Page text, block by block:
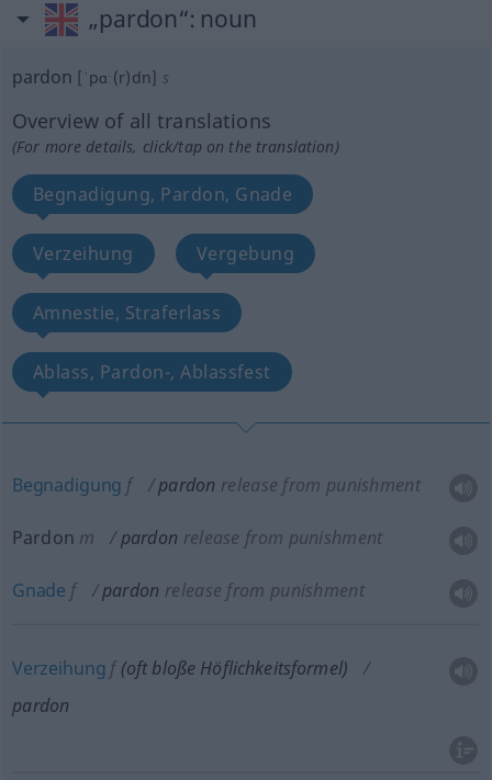
„pardon“: noun
pardon [ˈpɑː(r)dn] s
Overview of all translations
(For more details, click/tap on the translation)
Begnadigung, Pardon, Gnade
Verzeihung Vergebung
Amnestie, Straferlass
Ablass, Pardon-, Ablassfest
Begnadigung f pardon release from punishment
Pardon m pardon release from punishment
Gnade f pardon release from punishment
Verzeihung f(oftbloße Höflichkeitsformel)
pardon